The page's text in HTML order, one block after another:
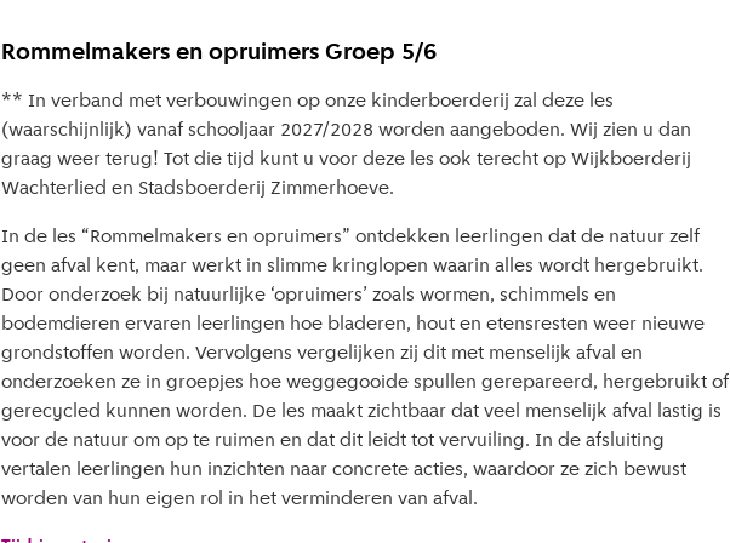
Rommelmakers en opruimers Groep 5/6
** In verband met verbouwingen op onze kinderboerderij zal deze les
(waarschijnlijk) vanaf schooljaar 2027/2028 worden aangeboden. Wij zien u dan
graag weer terug! Tot die tijd kunt u voor deze les ook terecht op Wijkboerderij
Wachterlied en Stadsboerderij Zimmerhoeve.
In de les “Rommelmakers en opruimers” ontdekken leerlingen dat de natuur zelf
geen afval kent, maar werkt in slimme kringlopen waarin alles wordt hergebruikt.
Door onderzoek bij natuurlijke ‘opruimers’ zoals wormen, schimmels en
bodemdieren ervaren leerlingen hoe bladeren, hout en etensresten weer nieuwe
grondstoffen worden. Vervolgens vergelijken zij dit met menselijk afval en
onderzoeken ze in groepjes hoe weggegooide spullen gerepareerd, hergebruikt of
gerecycled kunnen worden. De les maakt zichtbaar dat veel menselijk afval lastig is
voor de natuur om op te ruimen en dat dit leidt tot vervuiling. In de afsluiting
vertalen leerlingen hun inzichten naar concrete acties, waardoor ze zich bewust
worden van hun eigen rol in het verminderen van afval.